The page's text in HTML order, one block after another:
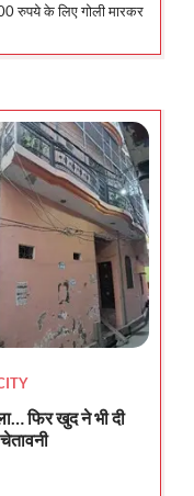
रुपये के लिए गोली मारकर
फिर खुद ने भी दी